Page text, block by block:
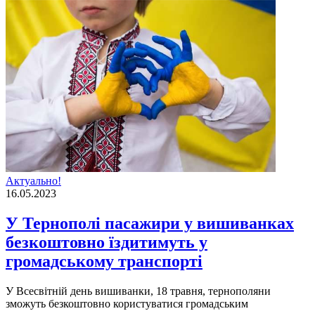
Актуально!
16.05.2023
У Тернополі пасажири у вишиванках
безкоштовно їздитимуть у
громадському транспорті
У Всесвiтнiй день вишиванки, 18 травня, тернополяни
зможуть безкоштовно користуватися громадським